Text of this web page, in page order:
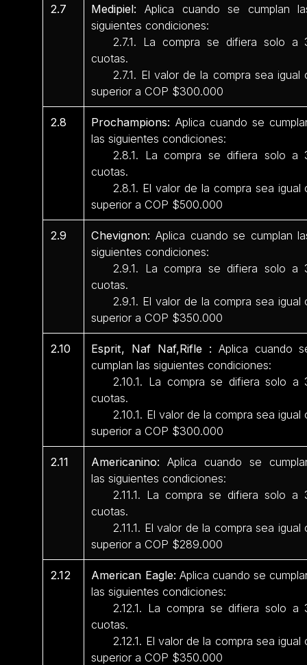
2.7 Medipiel: Aplica cuando se cumplan
siguientes condiciones:
2.7.1. La compra se difiera solo a
cuotas.
2.7.1. El valor de la compra sea igual
superior a COP $300.000
2.8 Prochampions: Aplica cuando se
las siguientes condiciones:
2.8.1. La compra se difiera solo a
cuotas.
2.8.1. El valor de la compra sea igual
superior a COP $500.000
2.9 Chevignon: Aplica cuando se cumplan
siguientes condiciones:
2.9.1. La compra se difiera solo a
cuotas.
2.9.1. El valor de la compra sea igual
superior a COP $350.000
2.10 Esprit, Naf Naf,Rifle : Aplica cuando
cumplan las siguientes condiciones:
2.10.1. La compra se difiera solo a
cuotas.
2.10.1. El valor de la compra sea igual
superior a COP $300.000
2.11 Americanino: Aplica cuando se
las siguientes condiciones:
2.11.1. La compra se difiera solo a
cuotas.
2.11.1. El valor de la compra sea igual
superior a COP $289.000
2.12 American Eagle: Aplica cuando se
las siguientes condiciones:
2.12.1. La compra se difiera solo a
cuotas.
2.12.1. El valor de la compra sea igual
superior a COP $350.000